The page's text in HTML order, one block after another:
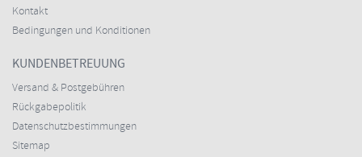
Kontakt
Bedingungen und Konditionen
KUNDENBETREUUNG
Versand & Postgebühren
Rückgabepolitik
Datenschutzbestimmungen
Sitemap